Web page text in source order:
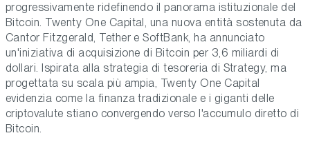
progressivamente ridefinendo il panorama istituzionale del
Bitcoin. Twenty One Capital, una nuova entità sostenuta da
Cantor Fitzgerald, Tether e SoftBank, ha annunciato
un'iniziativa di acquisizione di Bitcoin per 3,6 miliardi di
dollari. Ispirata alla strategia di tesoreria di Strategy, ma
progettata su scala più ampia, Twenty One Capital
evidenzia come la finanza tradizionale e i giganti delle
criptovalute stiano convergendo verso l'accumulo diretto di
Bitcoin.